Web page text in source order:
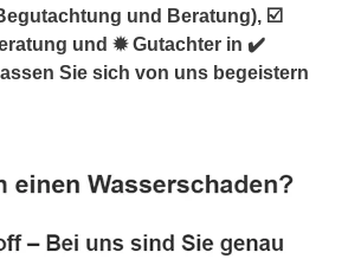
und Beratung), ☑️
und ✹ Gutachter in ✔️
Sie sich von uns begeistern